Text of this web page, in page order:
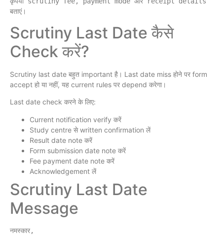
Scrutiny Last Date कैसे
Check करें?
Scrutiny last date बहुत important है। Last date miss होने पर form
accept हो या नहीं, यह current rules पर depend करेगा।
Last date check करने के लिए:
Current notification verify करें
Study centre से written confirmation लें
Result date note करें
Form submission date note करें
Fee payment date note करें
Acknowledgement लें
Scrutiny Last Date
Message
नमस्कार,